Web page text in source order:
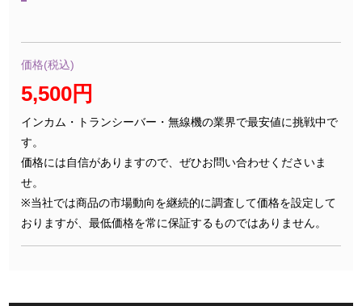
価格(税込)
5,500円
インカム・トランシーバー・無線機の業界で最安値に挑戦中で
す。
価格には自信がありますので、ぜひお問い合わせくださいま
せ。
※当社では商品の市場動向を継続的に調査して価格を設定して
おりますが、最低価格を常に保証するものではありません。